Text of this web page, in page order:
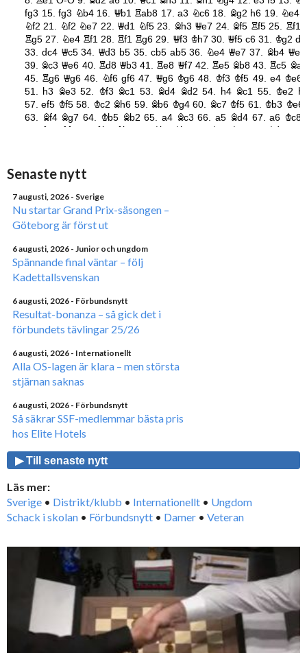
Senaste nytt
7 augusti, 2026 - Sverige
Nu startar Grand Prix-säsongen –
Göteborg är först ut
6 augusti, 2026 - Junior och ungdom
Spännande final väntar – följ
Kadettallsvenskan
6 augusti, 2026 - Förbundsnytt
Resultat-bonanza – så gick det i
förbundets tävlingar 25/26
6 augusti, 2026 - Internationellt
Alla OS-lagen är klara – men största
stjärnan saknas
6 augusti, 2026 - Förbundsnytt
Så säkrar SSF-medlemmar bästa pris
hos Elite Hotels
▶ Till senaste nytt
Läs mer:
Sverige • Distrikt/klubb • Internationellt • Ungdom
Schack i skolan • Förbundsnytt • Damer • Veteran